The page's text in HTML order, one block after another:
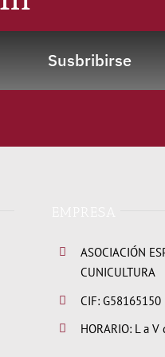
Susbribirse
ASOCIACIÓN
CUNICULTURA
CIF: G58165150
HORARIO: L a